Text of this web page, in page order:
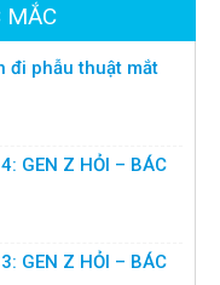
MẮC
đi phẫu thuật mắt
GEN Z HỎI – BÁC
GEN Z HỎI – BÁC